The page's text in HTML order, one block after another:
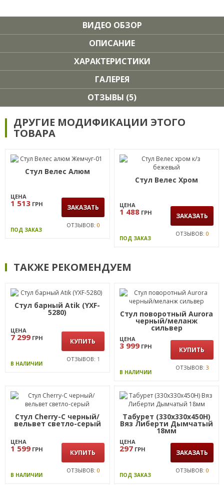
ВИДЕО ОБЗОР
ОПИСАНИЕ
ХАРАКТЕРИСТИКИ
ГАЛЕРЕЯ
ОТЗЫВЫ (5)
ДРУГИЕ МОДИФИКАЦИИ ЭТОГО
ТОВАРА
Стул Велес Алюм
ЦЕНА
1 513 ГРН ЗАКАЗАТЬ
ПОД ЗАКАЗ
ОТЗЫВОВ: 0
Стул Велес Хром
ЦЕНА
1 488 ГРН ЗАКАЗАТЬ
ПОД ЗАКАЗ
ОТЗЫВОВ: 0
ТАКЖЕ РЕКОМЕНДУЕМ
Стул барный Atik (YXF-
5280)
ЦЕНА
7 299 ГРН КУПИТЬ
В НАЛИЧИИ
ОТЗЫВОВ: 1
Стул поворотный Aurora
черный/меланж
сильвер
ЦЕНА
3 999 ГРН КУПИТЬ
В НАЛИЧИИ
ОТЗЫВОВ: 3
Стул Cherry-C черный/
вельвет cветло-серый
ЦЕНА
1 599 ГРН КУПИТЬ
В НАЛИЧИИ
ОТЗЫВОВ: 0
Табурет (330х330х450Н)
Вяз Либерти Дымчатый
18мм
ЦЕНА
297 ГРН ЗАКАЗАТЬ
ПОД ЗАКАЗ
ОТЗЫВОВ: 0